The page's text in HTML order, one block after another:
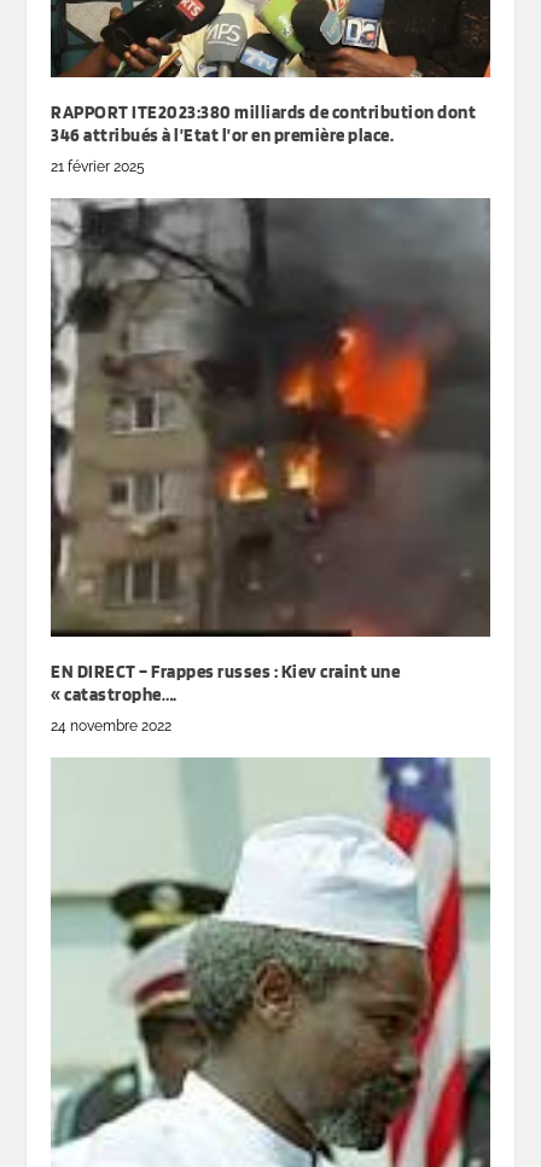
RAPPORT ITE2023:380 milliards de contribution dont
346 attribués à l’Etat l’or en première place.
21 février 2025
EN DIRECT – Frappes russes : Kiev craint une
« catastrophe….
24 novembre 2022